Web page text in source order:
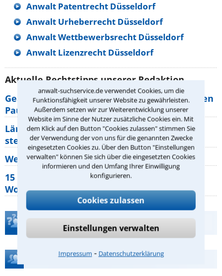
anwalt-suchservice.de verwendet Cookies, um die
Funktionsfähigkeit unserer Website zu gewährleisten.
Außerdem setzen wir zur Weiterentwicklung unserer
Website im Sinne der Nutzer zusätzliche Cookies ein. Mit
dem Klick auf den Button "Cookies zulassen" stimmen Sie
der Verwendung der von uns für die genannten Zwecke
eingesetzten Cookies zu. Über den Button "Einstellungen
verwalten" können Sie sich über die eingesetzten Cookies
informieren und den Umfang Ihrer Einwilligung
konfigurieren.
Cookies zulassen
Einstellungen verwalten
Impressum ⁃ Datenschutzerklärung
Anwalt Patentrecht Düsseldorf
Anwalt Urheberrecht Düsseldorf
Anwalt Wettbewerbsrecht Düsseldorf
Anwalt Lizenzrecht Düsseldorf
Aktuelle Rechtstipps unserer Redaktion
Geänderte Abflugzeiten: Welche Rechte haben
Pauschalurlauber?
Lärm von den Nachbarn: Welche Rechte
stehen mir zu?
Wer muss Zweitwohnungssteuer zahlen?
15 elementare Rechte, die jeder
Wohnungseigentümer kennen sollte
Teste Dein Rechtswissen
Hilfe bei Ihrer Anwaltsuche?